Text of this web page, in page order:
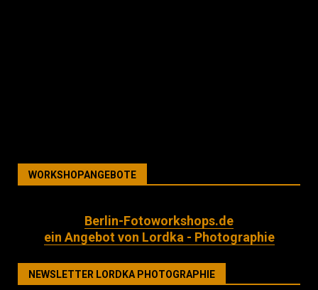
WORKSHOPANGEBOTE
Berlin-Fotoworkshops.de
ein Angebot von Lordka - Photographie
NEWSLETTER LORDKA PHOTOGRAPHIE